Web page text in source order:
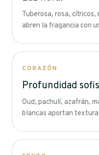
Tuberosa, rosa,
abren la fragancia con
CORAZÓN
Profundidad
Oud, pachulí, azafrán,
blancas aportan